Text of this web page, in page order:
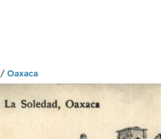
/ Oaxaca